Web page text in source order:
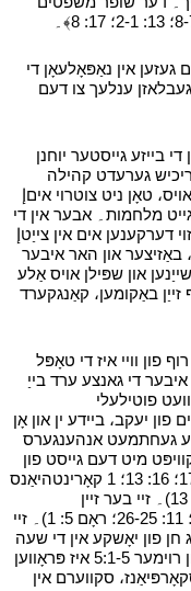
געזען אין נאַפּאָלעאָן די
געבלאזן ענלעך צו דעם
בייזע גייסטער יוחנן
גערעדט קהילה
טאָן ניט צוטרוי איםإ
מלחמות۔ אבער אין די
דערקענען אים אין צייַטإ
באַזיצער און האר איבער
און שפּילן אויס אַלע
זייַן באַקומען، קאַנגקערד
פון וויי איז די טאָפּל
איבער די גאנצע ערד בייַ
די סוף וועט פוטילעלי
יעקב، ביידע ין און אָן
ווי אַלע אנדערע געחתמעט אנהענגערס
מיט דעם גייסט פון
אמת און די וויסן פון די זון פון גאָט (יוחנן 14: 17؛ 16: 13؛ 1 קאָרינטהיאַנס
12: 3؛ 2 קאָרינטהיאַנס 1: 22 ؛ עפעסיאַנס 1: 13)۔ זיי בער זיין
גערעכטיקייט און זיין לעבן אין זיי (יוחנן 5: 24؛ 11: 25-26؛ ראָם 5: 1)۔ זיי
חן פון יאָשקע אין די שעה
פון פּראָצעס (התגלות 3: 11-10)۔ די צוזאָג פון רוימער 5:1-5 איז פּראָווען
סקווערם אין